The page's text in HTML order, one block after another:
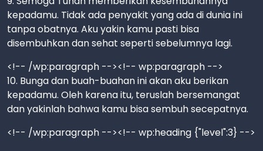
kepadamu. Tidak ada penyakit yang ada di dunia ini
tanpa obatnya. Aku yakin kamu pasti bisa
disembuhkan dan sehat seperti sebelumnya lagi.
<!-- /wp:paragraph --><!-- wp:paragraph -->
10. Bunga dan buah-buahan ini akan aku berikan
kepadamu. Oleh karena itu, teruslah bersemangat
dan yakinlah bahwa kamu bisa sembuh secepatnya.
<!-- /wp:paragraph --><!-- wp:heading {"level":3} -->